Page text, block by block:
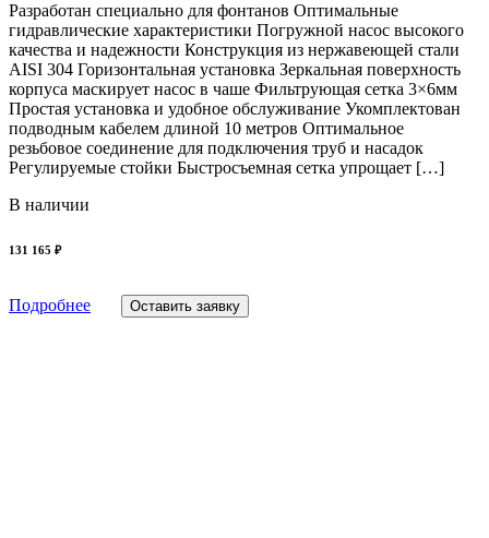
Разработан специально для фонтанов Оптимальные
гидравлические характеристики Погружной насос высокого
качества и надежности Конструкция из нержавеющей стали
AISI 304 Горизонтальная установка Зеркальная поверхность
корпуса маскирует насос в чаше Фильтрующая сетка 3×6мм
Простая установка и удобное обслуживание Укомплектован
подводным кабелем длиной 10 метров Оптимальное
резьбовое соединение для подключения труб и насадок
Регулируемые стойки Быстросъемная сетка упрощает […]
В наличии
131 165 ₽
Подробнее Оставить заявку